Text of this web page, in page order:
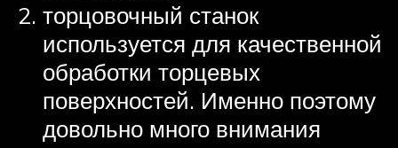
торцовочный станок
используется для качественной
обработки торцевых
поверхностей. Именно поэтому
довольно много внимания